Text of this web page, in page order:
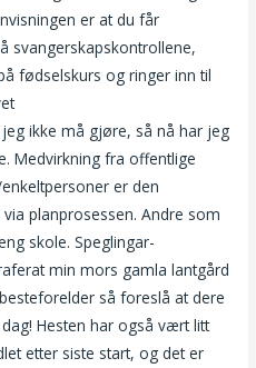
er at du får
svangerskapskontrollene,
fødselskurs og ringer inn til
ikke må gjøre, så nå har jeg
Medvirkning fra offentlige
er den
planprosessen. Andre som
skole. Speglingar-
min mors gamla lantgård
så foreslå at dere
Hesten har også vært litt
etter siste start, og det er